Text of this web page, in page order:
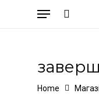
Menu
Home